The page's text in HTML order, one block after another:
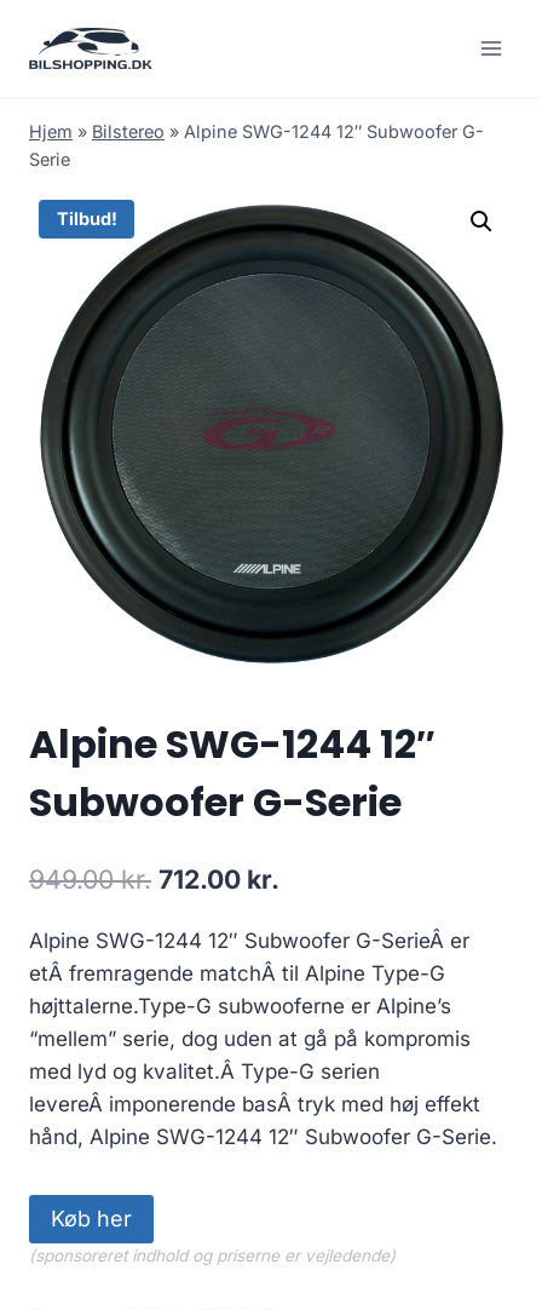
Hjem » Bilstereo » Alpine SWG-1244 12″ Subwoofer G-
Serie
Tilbud!
Alpine SWG-1244 12″
Subwoofer G-Serie
949.00kr. Den
pris
var:
949.00 kr..
712.00 kr.
pris
er:
712.00 kr..
Alpine SWG-1244 12″ Subwoofer G-SerieÂ er
etÂ fremragende matchÂ til Alpine Type-G
højttalerne.Type-G subwooferne er Alpine’s
“mellem” serie, dog uden at gå på kompromis
med lyd og kvalitet.Â Type-G serien
levereÂ imponerende basÂ tryk med høj effekt
hånd, Alpine SWG-1244 12″ Subwoofer G-Serie.
Køb her
(sponsoreret indhold og priserne er vejledende)